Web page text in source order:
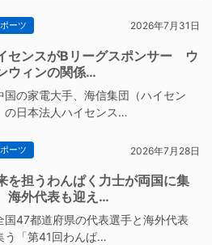
ーツ 2026年7月31日
センスがBリーグスポンサー ウ
ウィンの関係…
の家電大手、海信集団（ハイセン
の日本法人ハイセンス…
ーツ 2026年7月28日
を担うわんぱく力士が両国に集
外代表も迎え…
47都道府県の代表選手と海外代表
う「第41回わんぱ…